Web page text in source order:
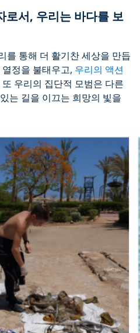
로서, 우리는 바다를 보
를 통해 더 활기찬 세상을 만듭
정을 불태우고, 우리의 액션
또 우리의 집단적 모범은 다른
는 길을 이끄는 희망의 빛을